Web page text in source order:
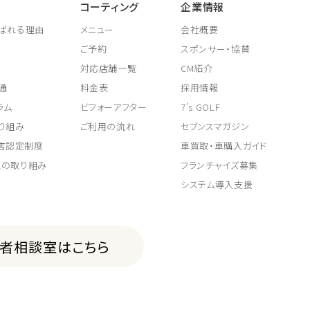
れる理由
ム
組み
認定制度
取り組み
コーティング
メニュー
ご予約
対応店舗一覧
料金表
ビフォーアフター
ご利用の流れ
企業情報
会社概要
スポンサー・協賛
CM紹介
採用情報
7's GOLF
セブンスマガジン
車買取・車購入ガイド
フランチャイズ募集
システム導入支援
相談室はこちら